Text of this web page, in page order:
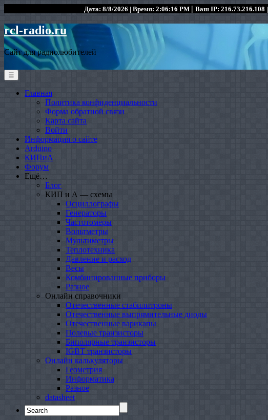
Дата: 8/8/2026 | Время: 2:06:16 PM | Ваш IP: 216.73.216.108 |
rcl-radio.ru
Сайт для радиолюбителей
☰
Главная
Политика конфиденциальности
Форма обратной связи
Карта сайта
Войти
Информация о сайте
Arduino
КИПиА
Форум
Ещё…
Блог
КИП и А — схемы
Осциллографы
Генераторы
Частотомеры
Вольтметры
Мультиметры
Теплотехника
Давление и расход
Весы
Комбинированные приборы
Разное
Онлайн справочники
Отечественные стабилитроны
Отечественные выпрямительные диоды
Отечественные варикапы
Полевые транзисторы
Биполярные транзисторы
IGBT транзисторы
Онлайн калькуляторы
Геометрия
Информатика
Разное
datasheet
Search
for: